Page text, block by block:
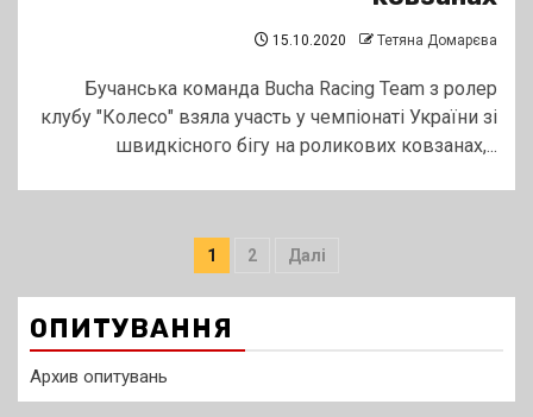
15.10.2020 Тетяна Домарєва
Бучанська команда Bucha Racing Team з ролер
клубу "Колесо" взяла участь у чемпіонаті України зі
швидкісного бігу на роликових ковзанах,...
Пагінація
записів
1 2 Далі
ОПИТУВАННЯ
Архив опитувань